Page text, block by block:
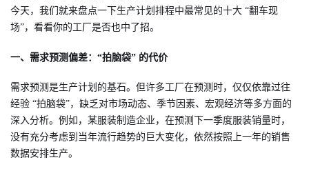
今天，我们就来盘点一下生产计划排程中最常见的十大 “翻车现
场”，看看你的工厂是否也中了招。
一、需求预测偏差：“拍脑袋” 的代价
需求预测是生产计划的基石。但许多工厂在预测时，仅仅依靠过往
经验 “拍脑袋”，缺乏对市场动态、季节因素、宏观经济等多方面的
深入分析。例如，某服装制造企业，在预测下一季度服装销量时，
没有充分考虑到当年流行趋势的巨大变化，依然按照上一年的销售
数据安排生产。